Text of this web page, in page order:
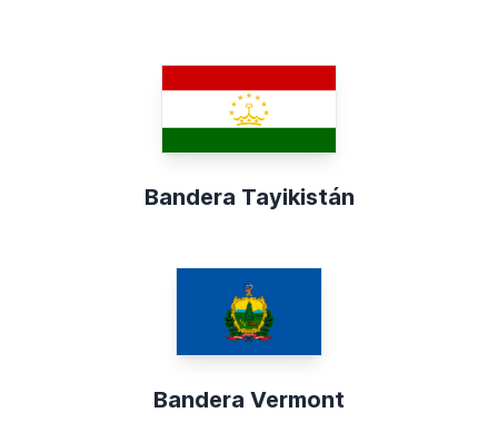
Bandera Tayikistán
Bandera Vermont